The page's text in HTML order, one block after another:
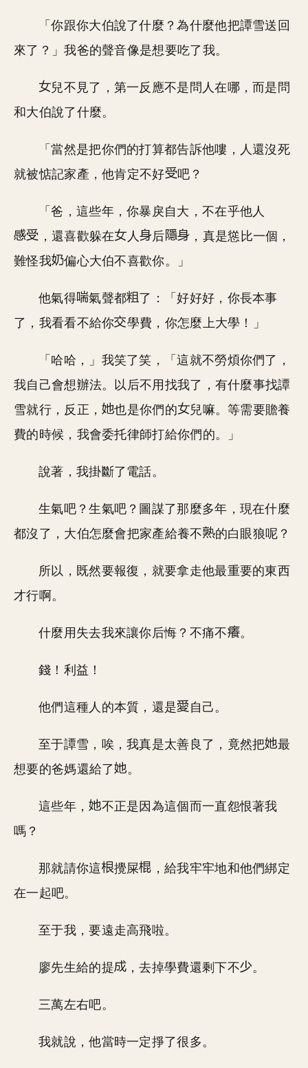
「你跟你大伯說了什麼？為什麼他把譚雪送回
來了？」我爸的聲音像是想要吃了我。
兒不見了，第一反應不是問人在哪，而是問
和大伯說了什麼。
「當然是把你們的打算都告訴他嘍，人還沒死
就被惦記家產，他肯定不好
吧？
「爸，這些年，你暴戾自大，不在乎他人
，還喜歡躲在
人 后
，真是慫比一個，
難怪我
偏心大伯不喜歡你。」
他氣得 氣聲都
了：「好好好，你長本事
了，我看看不給你
學費，你怎麼上大學！」
「哈哈，」我笑了笑，「這就不勞煩你們了，
我自己會想辦法。以后不用找我了，有什麼事找譚
雪就行，反正，
也是你們的
兒嘛。等需要贍養
費的時候，我會委托律師打給你們的。」
說著，我掛斷了電話。
生氣吧？生氣吧？圖謀了那麼多年，現在什麼
都沒了，大伯怎麼會把家產給養不
的白眼狼呢？
所以，既然要報復，就要拿走他最重要的東西
才行啊。
什麼用失去我來讓你后悔？不痛不 。
錢！利益！
他們這種人的本質，還是 自己。
至于譚雪，唉，我真是太善良了，竟然把
最
想要的爸媽還給了
。
這些年，
不正是因為這個而一直怨恨著我
嗎？
那就請你這 攪屎
，給我牢牢地和他們綁定
在一起吧。
至于我，要遠走高飛啦。
廖先生給的提 ，去掉學費還剩下不 。
三萬左右吧。
我就說，他當時一定掙了很多。